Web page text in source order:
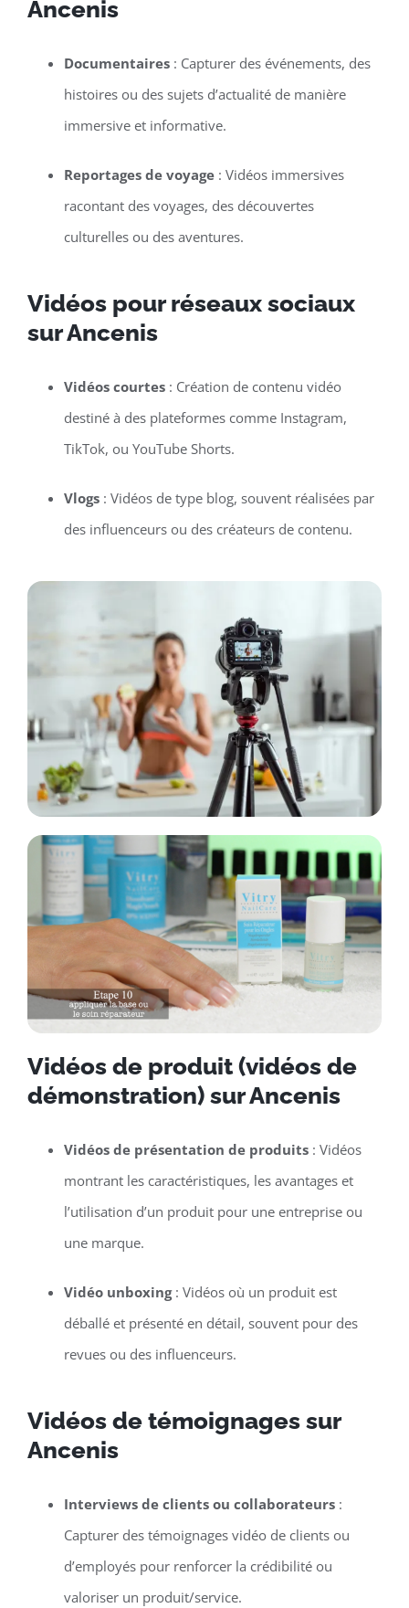
Ancenis
Documentaires: Capturer des événements, des
histoires ou des sujets d’actualité de manière
immersive et informative.
Reportages de voyage: Vidéos immersives
racontant des voyages, des découvertes
culturelles ou des aventures.
Vidéos pour réseaux sociaux
sur Ancenis
Vidéos courtes: Création de contenu vidéo
destiné à des plateformes comme Instagram,
TikTok, ou YouTube Shorts.
Vlogs: Vidéos de type blog, souvent réalisées par
des influenceurs ou des créateurs de contenu.
Vidéos de produit (vidéos de
démonstration) sur Ancenis
Vidéos de présentation de produits: Vidéos
montrant les caractéristiques, les avantages et
l’utilisation d’un produit pour une entreprise ou
une marque.
Vidéo unboxing: Vidéos où un produit est
déballé et présenté en détail, souvent pour des
revues ou des influenceurs.
Vidéos de témoignages sur
Ancenis
Interviews de clients ou collaborateurs:
Capturer des témoignages vidéo de clients ou
d’employés pour renforcer la crédibilité ou
valoriser un produit/service.